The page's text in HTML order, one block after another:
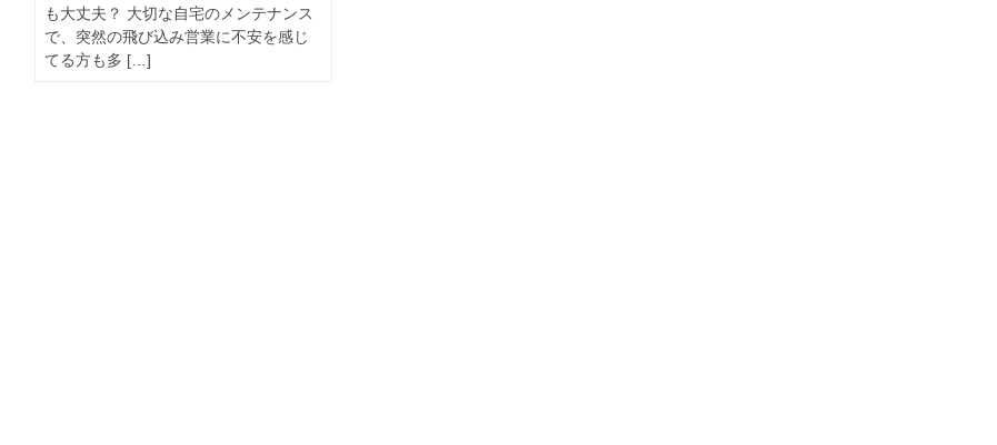
も大丈夫？ 大切な自宅のメンテナンス
で、突然の飛び込み営業に不安を感じ
てる方も多 […]